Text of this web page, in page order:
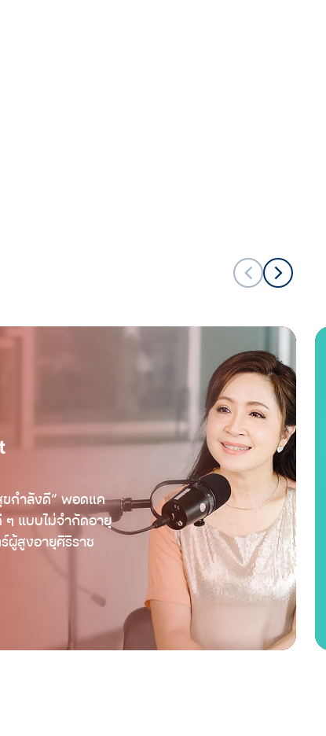
: วางแผนการเงินอย่างไรเมื่อตัว
เองก็ต้องใช้ พ่อแม่ก็ต้องให้
บุพการีที่เคารพ Season 2 EP.7
: ‘สโตรก’ โรคเปลี่ยนชีวิตลูก
รับมืออย่างไรเมื่อต้องตกอยู่ใน
ภาวะกตัญญูเฉียบพลันเพราะพ่อ
แม่ล้มป่วย
บุพการีที่เคารพ
บุพการีที่เคารพ Season 2 EP.6
: รับมือกับ ‘ความรู้สึกผิด’
อย่างไร เมื่อตนเองเป็นต้นเหตุให้
พ่อแม่ติดโควิด กับพระไพศาล วิ
สาโล
บุพการีที่เคารพ
บุพการีที่เคารพ Season 2 EP.5
ขกำลังดี” พอดแค
แบบไม่จำกัดอายุ
ผู้สูงอายุศิริราช